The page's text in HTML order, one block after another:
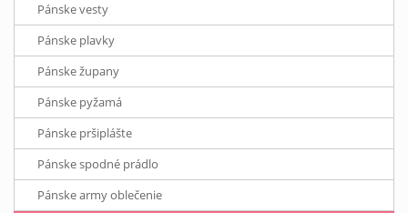
Pánske vesty
Pánske plavky
Pánske župany
Pánske pyžamá
Pánske pršiplášte
Pánske spodné prádlo
Pánske army oblečenie